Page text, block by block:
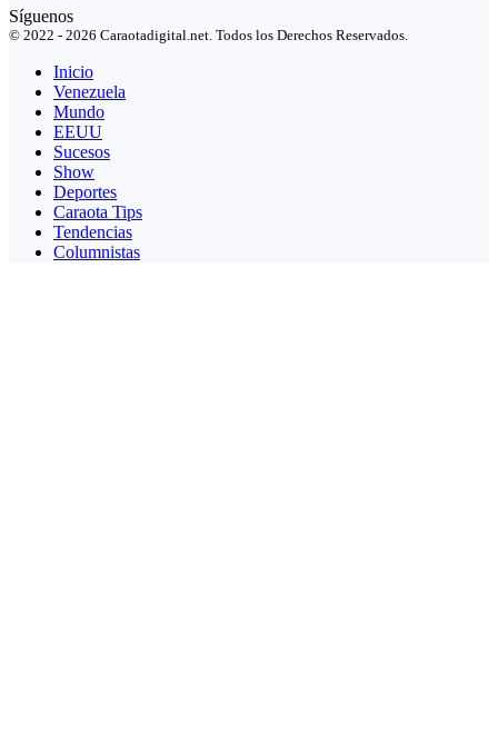
Síguenos
© 2022 - 2026 Caraotadigital.net. Todos los Derechos Reservados.
Inicio
Venezuela
Mundo
EEUU
Sucesos
Show
Deportes
Caraota Tips
Tendencias
Columnistas